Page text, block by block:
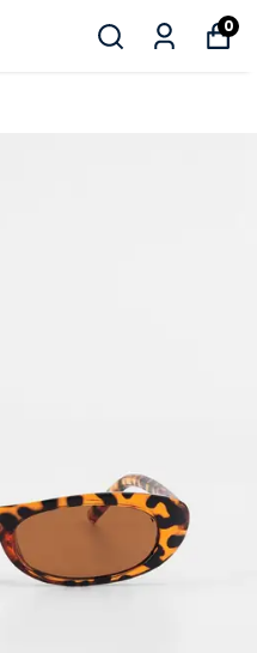
0